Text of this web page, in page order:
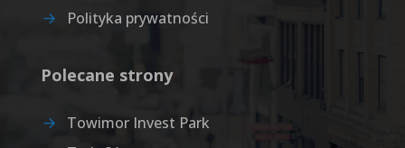
Polityka prywatności
Polecane strony
Towimor Invest Park